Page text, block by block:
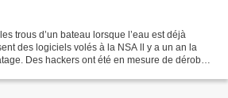
trous d’un bateau lorsque l’eau est déjà
des logiciels volés à la NSA ll y a un an la
Des hackers ont été en mesure de dérober